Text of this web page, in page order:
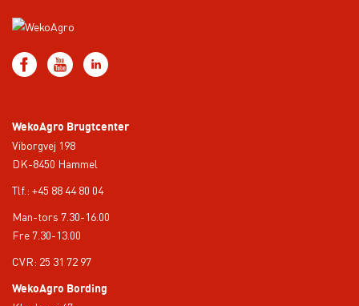
WekoAgro Brugtcenter
Viborgvej 198
DK-8450 Hammel
Tlf.: +45 88 44 80 04
Man-tors 7.30-16.00
Fre 7.30-13.00
CVR: 25 31 72 97
WekoAgro Bording